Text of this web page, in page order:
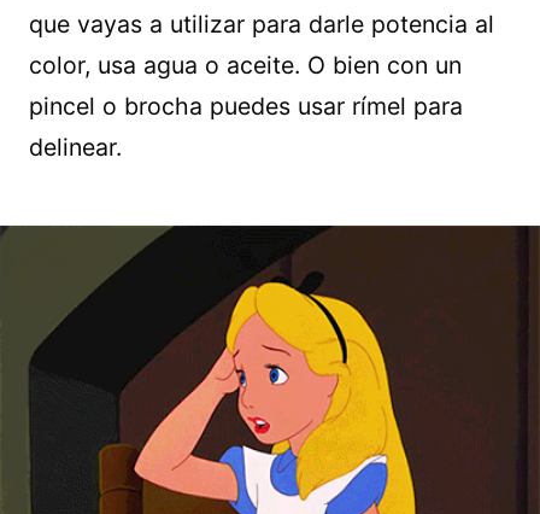
que vayas a utilizar para darle potencia al
color, usa agua o aceite. O bien con un
pincel o brocha puedes usar rímel para
delinear.